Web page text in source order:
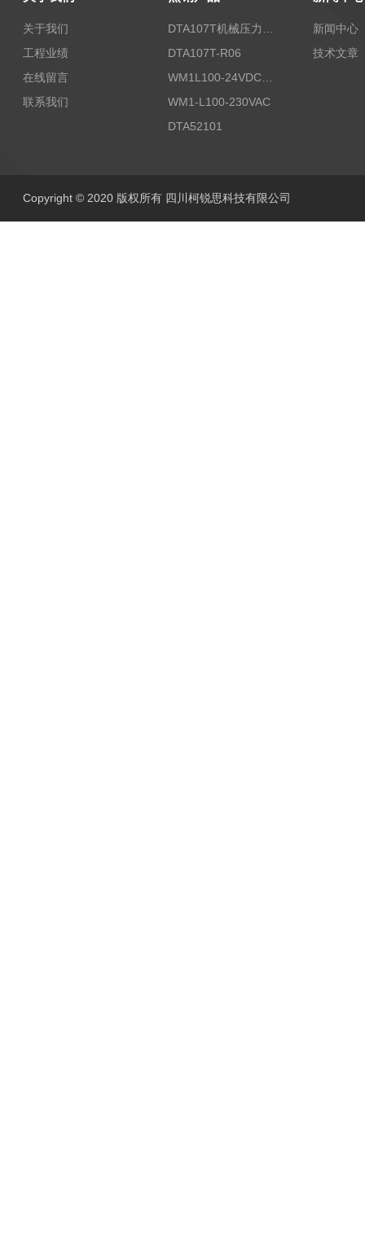
关于我们
工程业绩
在线留言
联系我们
DTA107T-R06
WM1L100-24VDC/T5X
WM1-L100-230VAC
DTA52101
新闻中心
技术文章
Copyright © 2020 版权所有 四川柯锐思科技有限公司